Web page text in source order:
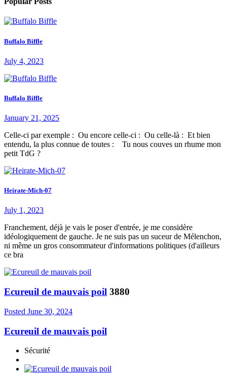
Buffalo Biffle
July 4, 2023
Buffalo Biffle
January 21, 2025
Celle-ci par exemple : Ou encore celle-ci : Ou celle-là : Et bien
entendu, la plus connue de toutes : Tu nous couves un rhume mon
petit TdG ?
Heirate-Mich-07
July 1, 2023
Franchement, déjà je vais le poser d'entrée, je me considère
idéologiquement de gauche. Je ne suis pas un suceur de Mélenchon,
ni même un gros consommateur d'informations politiques (d'ailleurs
ce bra
Ecureuil de mauvais poil 3880
Posted June 30, 2024
Ecureuil de mauvais poil
Sécurité